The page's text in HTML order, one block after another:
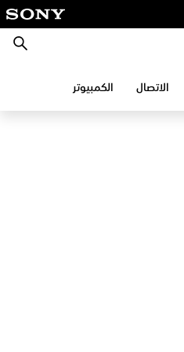
بحث
الاتصال الكمبيوتر